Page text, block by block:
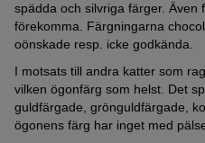
spädda och silvriga färger.
förekomma. Färgningarna
oönskade resp. icke godkända.
I motsats till andra katter som
vilken ögonfärg som helst. Det
guldfärgade, grönguldfärgade,
ögonens färg har inget med